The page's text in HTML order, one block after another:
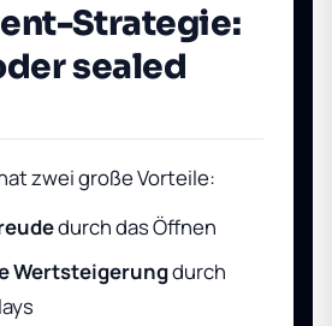
Strategie:
sealed
zwei große Vorteile:
durch das Öffnen
Wertsteigerungdurch